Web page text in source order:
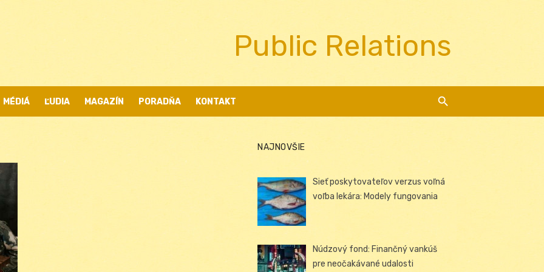
Public Relations
MÉDIÁ ĽUDIA MAGAZÍN PORADŇA KONTAKT
NAJNOVŠIE
Sieť poskytovateľov verzus voľná
voľba lekára: Modely fungovania
Núdzový fond: Finančný vankúš
pre neočakávané udalosti